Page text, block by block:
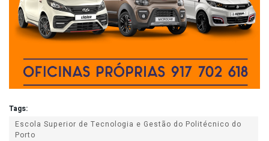
Tags:
Escola Superior de Tecnologia e Gestão do Politécnico do
Porto